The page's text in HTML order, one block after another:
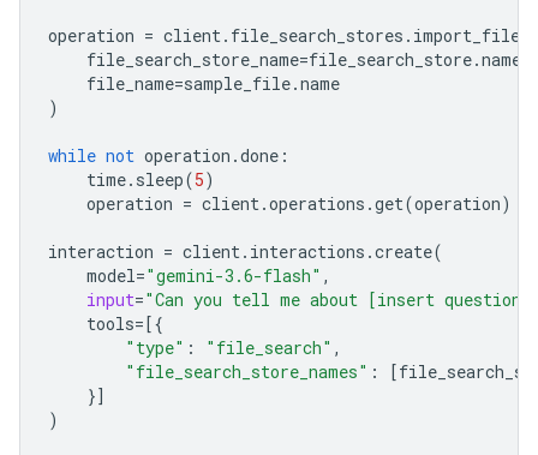
operation = client. file_search_stores . import_file
file_search_store_name=file_search_store.name
file_name=sample_file.name
)
while not operation .done :
time. sleep(5)
operation = client.operations .get(operation)
interaction = client. interactions .create(
model="gemini-3.6-flash" ,
input="Can you tell me about [insert
tools=[{
"type" : "file_search" ,
"file_search_store_names" : [
}]
)